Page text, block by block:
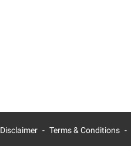
Disclaimer Terms & Conditions